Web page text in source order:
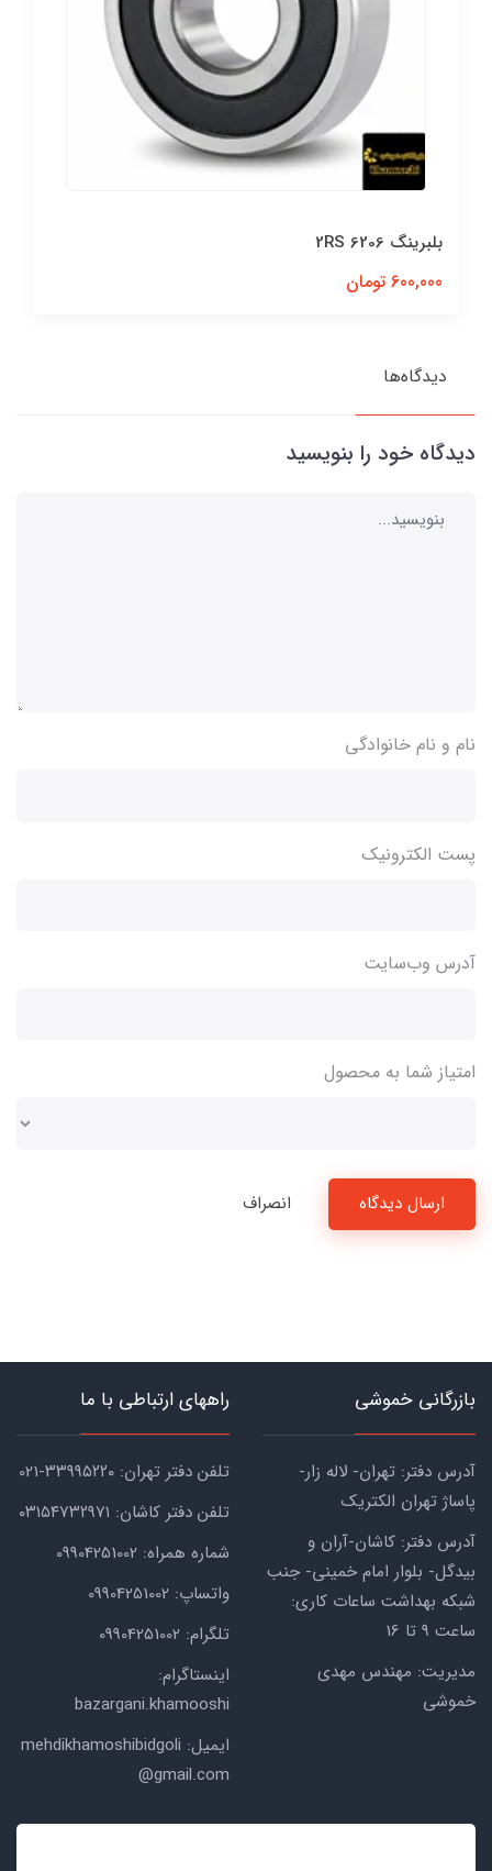
بلبرینگ 6206 2RS
600,000 تومان
دیدگاه‌ها
دیدگاه خود را بنویسید
نام و نام خانوادگی
پست الکترونیک
آدرس وب‌سایت
امتیاز شما به محصول
ارسال دیدگاه انصراف
بازرگانی خموشی
آدرس دفتر: تهران- لاله زار-
پاساژ تهران الکتریک
آدرس دفتر: کاشان-آران و
بیدگل- بلوار امام خمینی- جنب
شبکه بهداشت ساعات کاری:
ساعت ۹ تا 16
مدیریت: مهندس مهدی
خموشی
راههای ارتباطی با ما
تلفن دفتر تهران: ۳۳۹۹۵۲۲۰-021
تلفن دفتر کاشان: ۰۳۱۵۴۷۳۲۹۷۱
شماره همراه: 09904251002
واتساپ: 09904251002
تلگرام: 09904251002
اینستاگرام:
bazargani.khamooshi
ایمیل: mehdikhamoshibidgoli
@gmail.com